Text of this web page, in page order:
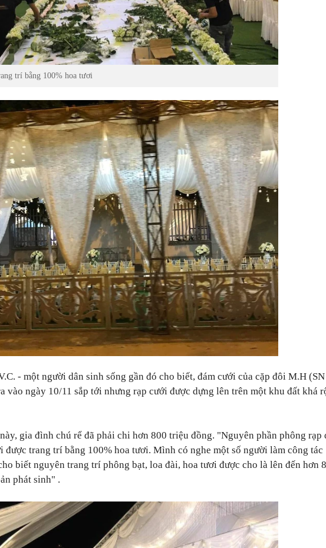
trí bằng 100% hoa tươi
- một người dân sinh sống gần đó cho biết, đám cưới của cặp đôi M.H (SN
vào ngày 10/11 sắp tới nhưng rạp cưới được dựng lên trên một khu đất khá
gia đình chú rể đã phải chi hơn 800 triệu đồng. "Nguyên phần phông rạp
trang trí bằng 100% hoa tươi. Mình có nghe một số người làm công tác
biết nguyên trang trí phông bạt, loa đài, hoa tươi được cho là lên đến hơn
phát sinh" .